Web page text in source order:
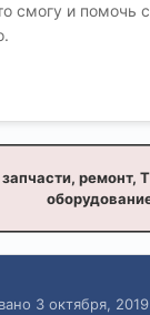
смогу и помочь
ремонт,
3 октября, 2019